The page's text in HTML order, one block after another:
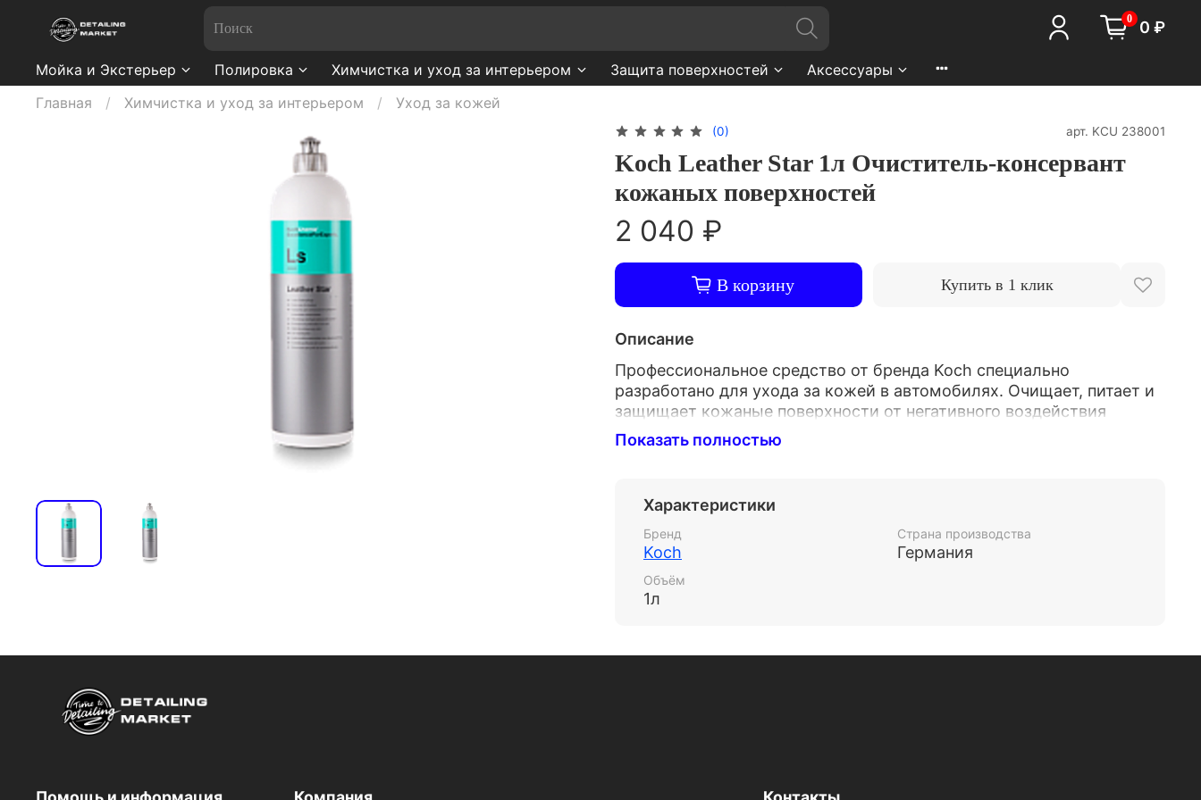
0 0 ₽
Мойка и Экстерьер Полировка Химчистка и уход за интерьером Защита поверхностей
Аксессуары
Главная
Химчистка и уход за интерьером Уход за кожей
(0) арт. KCU 238001
Koch Leather Star 1л Очиститель-консервант
кожаных поверхностей
2 040 ₽
В корзину Купить в 1 клик
Описание
Профессиональное средство от бренда Koch специально
разработано для ухода за кожей в автомобилях. Oчищает, питает и
защищает кожаные поверхности от негативного воздействия
окружающей среды. - Эффективно удаляет загрязнения без
повреждения материала; - Создает защитный барьер против
как для повседневной очистки, так и профессионального ухода за
автомобильными салонами.
Показать полностью
Характеристики
Бренд
Koch
Страна производства
Германия
Объём
1л